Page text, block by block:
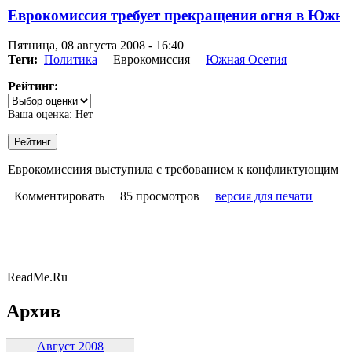
Еврокомиссия требует прекращения огня в
Пятница, 08 августа 2008 - 16:40
Теги: Политика Еврокомиссия
Южная Осетия
Рейтинг:
Ваша оценка: Нет
Еврокомиссиия выступила с требованием к
Комментировать
85 просмотров версия для печати
ReadMe.Ru
Архив
Август 2008